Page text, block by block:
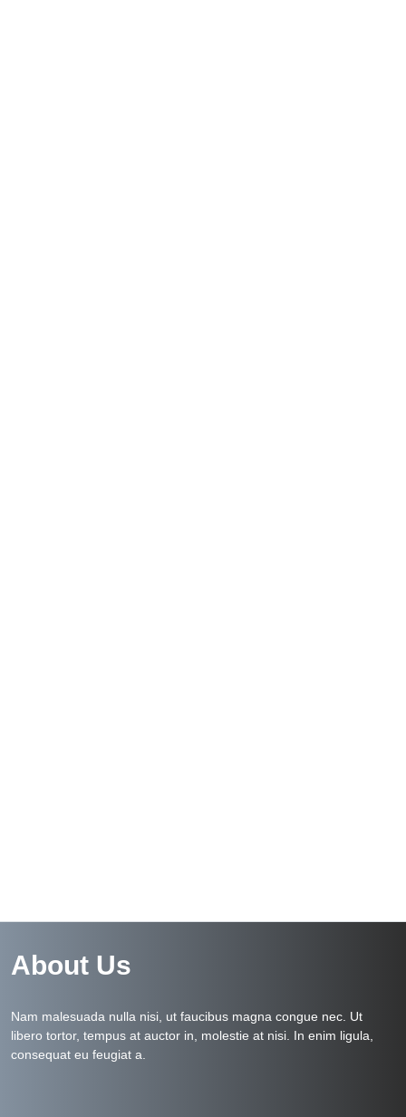
About Us
Nam malesuada nulla nisi, ut faucibus magna congue nec. Ut
libero tortor, tempus at auctor in, molestie at nisi. In enim ligula,
consequat eu feugiat a.